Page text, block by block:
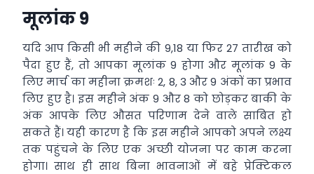
मूलांक 9
यदि आप किसी भी महीने की 9,18 या फिर 27 तारीख को
पैदा हुए हैं, तो आपका मूलांक 9 होगा और मूलांक 9 के
लिए मार्च का महीना क्रमशः 2, 8, 3 और 9 अंकों का प्रभाव
लिए हुए है। इस महीने अंक 9 और 8 को छोड़कर बाकी के
अंक आपके लिए औसत परिणाम देने वाले साबित हो
सकते हैं। यही कारण है कि इस महीने आपको अपने लक्ष्य
तक पहुंचने के लिए एक अच्छी योजना पर काम करना
होगा। साथ ही साथ बिना भावनाओं में बहे प्रेक्टिकल